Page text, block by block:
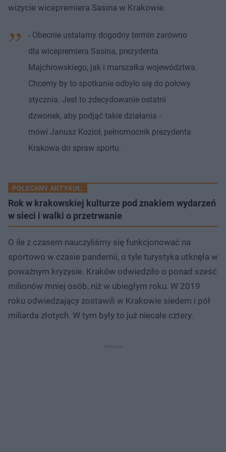
wizycie wicepremiera Sasina w Krakowie.
- Obecnie ustalamy dogodny termin zarówno
dla wicepremiera Sasina, prezydenta
Majchrowskiego, jak i marszałka województwa.
Chcemy by to spotkanie odbyło się do połowy
stycznia. Jest to zdecydowanie ostatni
dzwonek, aby podjąć takie działania -
mówi Janusz Kozioł, pełnomocnik prezydenta
Krakowa do spraw sportu.
POLECANY ARTYKUŁ:
Rok w krakowskiej kulturze pod znakiem wydarzeń
w sieci i walki o przetrwanie
O ile z czasem nauczyliśmy się funkcjonować na
sportowo w czasie pandemii, o tyle turystyka utknęła w
poważnym kryzysie. Kraków odwiedziło o ponad sześć
milionów mniej osób, niż w ubiegłym roku. W 2019
roku odwiedzający zostawili w Krakowie siedem i pół
miliarda złotych. W tym były to już niecałe cztery.